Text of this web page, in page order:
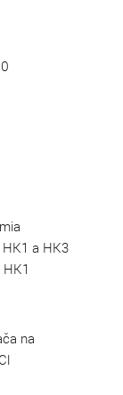
a HK3
s.
na